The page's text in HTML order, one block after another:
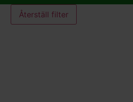
Återställ filter